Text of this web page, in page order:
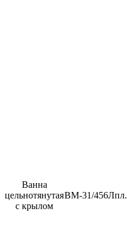
Ванна
цельнотянутая
с крылом
ВМ-31/456Лпл.